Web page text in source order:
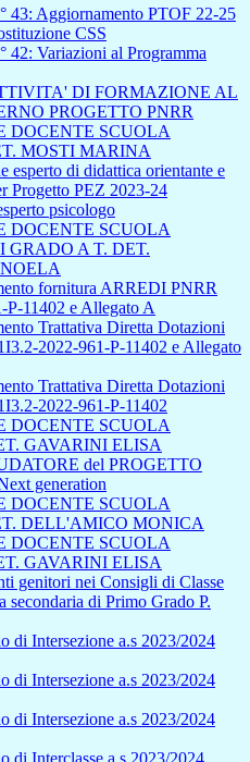
43: Aggiornamento PTOF 22-25
CSS
42: Variazioni al Programma
DI FORMAZIONE AL
PROGETTO PNRR
SCUOLA
MOSTI MARINA
esperto di didattica orientante e
Progetto PEZ 2023-24
psicologo
SCUOLA
GRADO A T. DET.
fornitura ARREDI PNRR
11402 e Allegato A
Trattativa Diretta Dotazioni
2022-961-P-11402 e Allegato
Trattativa Diretta Dotazioni
2022-961-P-11402
SCUOLA
GAVARINI ELISA
del PROGETTO
generation
SCUOLA
DELL'AMICO MONICA
SCUOLA
GAVARINI ELISA
genitori nei Consigli di Classe
secondaria di Primo Grado P.
di Intersezione a.s 2023/2024
di Intersezione a.s 2023/2024
di Intersezione a.s 2023/2024